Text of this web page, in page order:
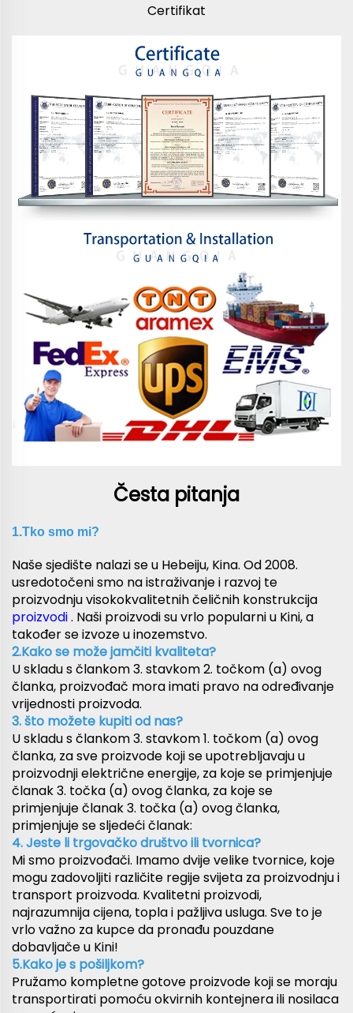
Certifikat
Česta pitanja
1.Tko smo mi?
Naše sjedište nalazi se u Hebeiju, Kina. Od 2008.
usredotočeni smo na istraživanje i razvoj te
proizvodnju visokokvalitetnih čeličnih konstrukcija
proizvodi. Naši proizvodi su vrlo popularni u Kini, a
također se izvoze u inozemstvo.
2.Kako se može jamčiti kvaliteta?
U skladu s člankom 3. stavkom 2. točkom (a) ovog
članka, proizvođač mora imati pravo na određivanje
vrijednosti proizvoda.
3. što možete kupiti od nas?
U skladu s člankom 3. stavkom 1. točkom (a) ovog
članka, za sve proizvode koji se upotrebljavaju u
proizvodnji električne energije, za koje se primjenjuje
članak 3. točka (a) ovog članka, za koje se
primjenjuje članak 3. točka (a) ovog članka,
primjenjuje se sljedeći članak:
4. Jeste li trgovačko društvo ili tvornica?
Mi smo proizvođači. Imamo dvije velike tvornice, koje
mogu zadovoljiti različite regije svijeta za proizvodnju i
transport proizvoda. Kvalitetni proizvodi,
najrazumnija cijena, topla i pažljiva usluga. Sve to je
vrlo važno za kupce da pronađu pouzdane
dobavljače u Kini!
5.Kako je s pošiljkom?
Pružamo kompletne gotove proizvode koji se moraju
transportirati pomoću okvirnih kontejnera ili nosilaca